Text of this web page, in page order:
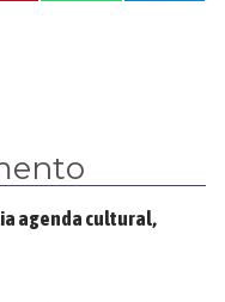
agenda cultural,